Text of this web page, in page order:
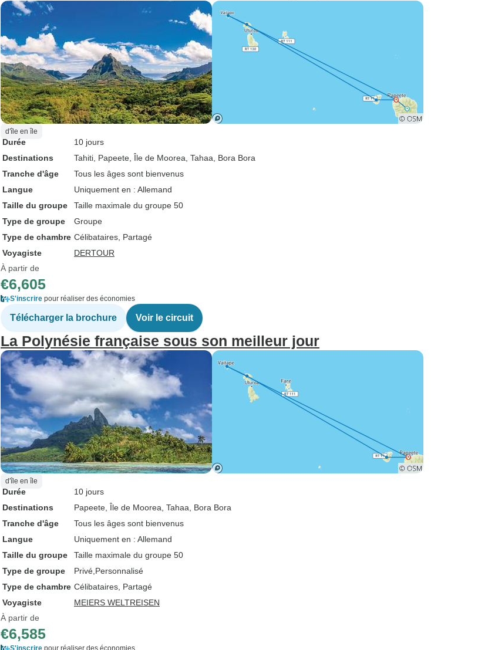
d'île en île
Durée
10 jours
Destinations
Tahiti , Papeete , Île de Moorea , Tahaa , Bora Bora
Tranche d'âge
Tous les âges sont bienvenus
Langue
Uniquement en : Allemand
Taille du groupe
Taille maximale du groupe 50
Type de groupe
Groupe
Type de chambre Célibataires, Partagé
Voyagiste
DERTOUR
À partir de
€6,605
S'inscrire pour réaliser des économies
Télécharger la brochure Voir le circuit
La Polynésie française sous son meilleur jour
d'île en île
Durée
10 jours
Destinations
Papeete , Île de Moorea , Tahaa , Bora Bora
Tranche d'âge
Tous les âges sont bienvenus
Langue
Uniquement en : Allemand
Taille du groupe
Taille maximale du groupe 50
Type de groupe
Privé Personnalisé
Type de chambre Célibataires, Partagé
Voyagiste
MEIERS WELTREISEN
À partir de
€6,585
S'inscrire pour réaliser des économies